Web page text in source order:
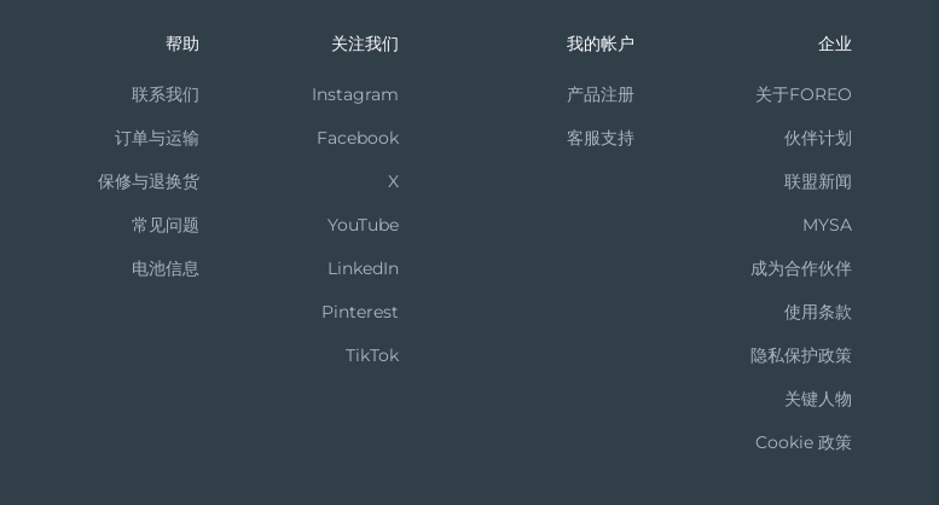
帮助
联系我们
订单与运输
保修与退换货
常见问题
电池信息
关注我们
Instagram
Facebook
X
YouTube
LinkedIn
Pinterest
TikTok
我的帐户
产品注册
客服支持
企业
关于FOREO
伙伴计划
联盟新闻
MYSA
成为合作伙伴
使用条款
隐私保护政策
关键人物
Cookie 政策